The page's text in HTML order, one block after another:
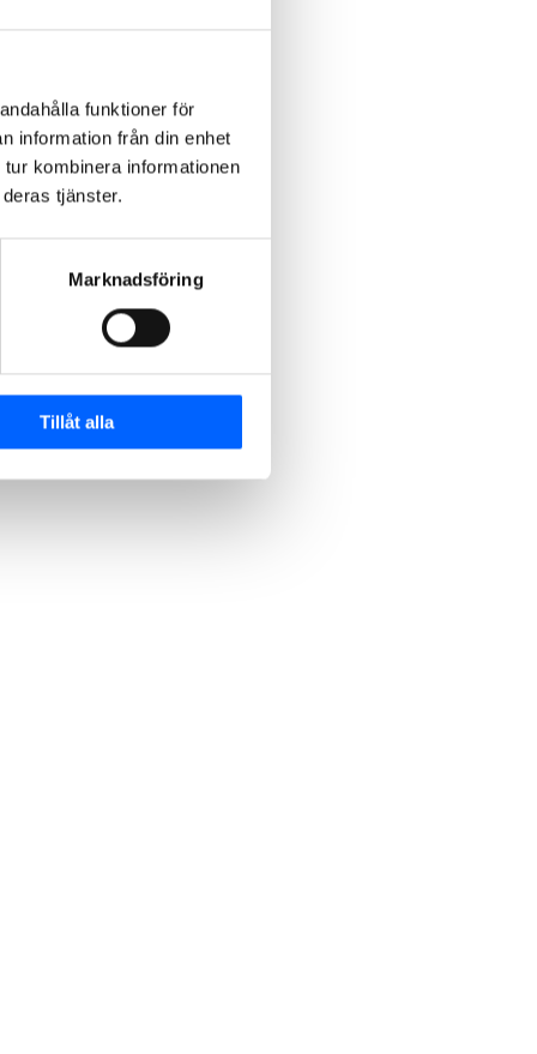
funktioner för
information från din enhet
kombinera informationen
tjänster.
Marknadsföring
Tillåt alla